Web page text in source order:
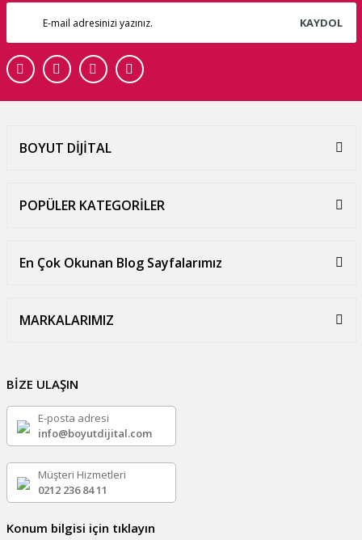
KAYDOL
BOYUT DİJİTAL
POPÜLER KATEGORİLER
En Çok Okunan Blog Sayfalarımız
MARKALARIMIZ
BİZE ULAŞIN
E-posta adresi
info@boyutdijital.com
Müşteri Hizmetleri
0212 236 84 11
Konum bilgisi için tıklayın